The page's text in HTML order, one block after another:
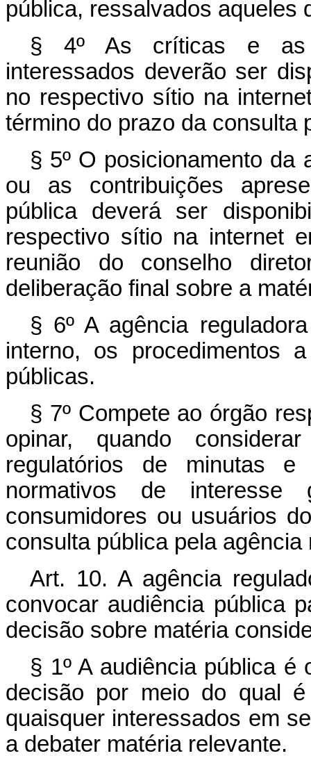
pública, ressalvados aqueles
§ 4º As críticas e as
interessados deverão ser
no respectivo sítio na
término do prazo da consulta
§ 5º O posicionamento da
ou as contribuições
pública deverá ser
respectivo sítio na internet
reunião do conselho
deliberação final sobre a
§ 6º A agência
interno, os procedimentos
públicas.
§ 7º Compete ao órgão
opinar, quando
regulatórios de minutas
normativos de interesse
consumidores ou usuários
consulta pública pela agência
Art. 10. A agência
convocar audiência pública
decisão sobre matéria
§ 1º A audiência pública
decisão por meio do qual
quaisquer interessados em
a debater matéria relevante.